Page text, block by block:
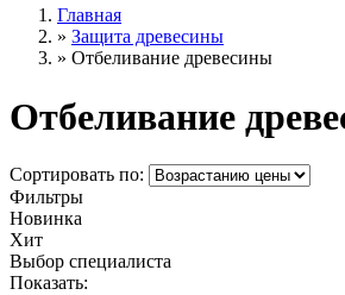
Главная
» Защита древесины
» Отбеливание древесины
Отбеливание
Сортировать по:
Фильтры
Новинка
Хит
Выбор специалиста
Показать: